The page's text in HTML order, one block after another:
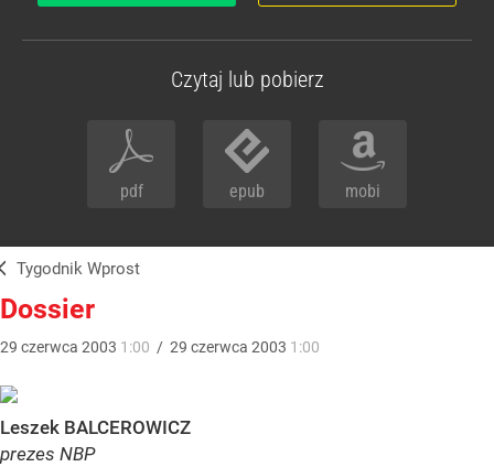
Czytaj lub pobierz
pdf epub mobi
Tygodnik Wprost
Dossier
29 czerwca 2003 1:00 / 29 czerwca 2003 1:00
Leszek BALCEROWICZ
prezes NBP